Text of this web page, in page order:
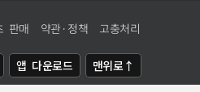
판매 약관·정책 고충처리
앱 다운로드 맨위로↑